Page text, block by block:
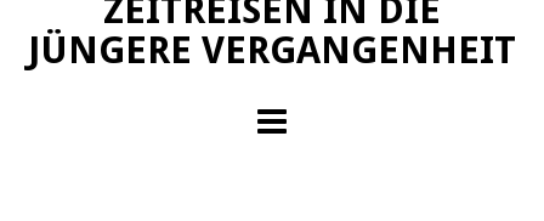
ZEITREISEN IN DIE
JÜNGERE VERGANGENHEIT